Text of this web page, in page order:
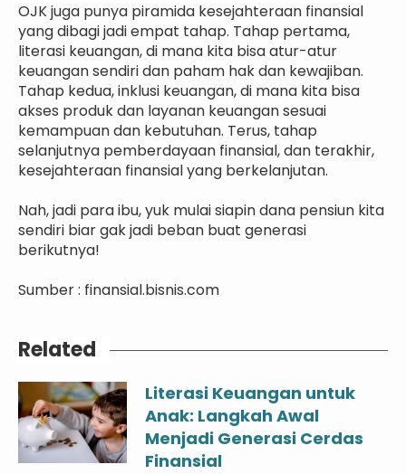
OJK juga punya piramida kesejahteraan finansial
yang dibagi jadi empat tahap. Tahap pertama,
literasi keuangan, di mana kita bisa atur-atur
keuangan sendiri dan paham hak dan kewajiban.
Tahap kedua, inklusi keuangan, di mana kita bisa
akses produk dan layanan keuangan sesuai
kemampuan dan kebutuhan. Terus, tahap
selanjutnya pemberdayaan finansial, dan terakhir,
kesejahteraan finansial yang berkelanjutan.
Nah, jadi para ibu, yuk mulai siapin dana pensiun kita
sendiri biar gak jadi beban buat generasi
berikutnya!
Sumber : finansial.bisnis.com
Related
Literasi Keuangan untuk
Anak: Langkah Awal
Menjadi Generasi Cerdas
Finansial